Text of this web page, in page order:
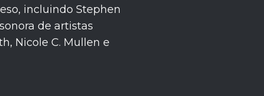
incluindo Stephen
de artistas
Nicole C. Mullen e